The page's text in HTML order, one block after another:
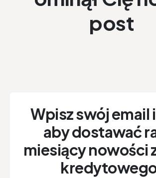
post
Wpisz swój email
aby dostawać
miesiący nowości